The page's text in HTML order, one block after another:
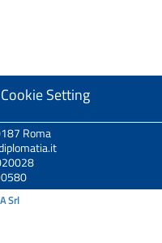
Cookie Setting
Roma
Srl